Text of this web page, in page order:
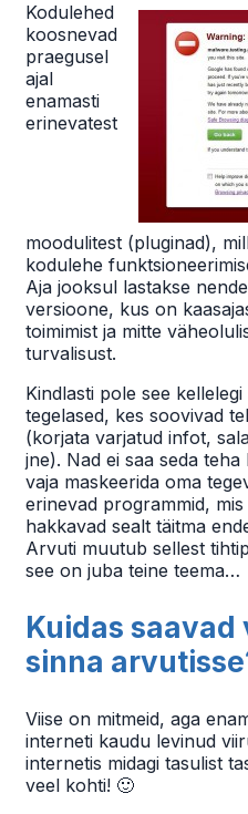
Kodulehed
koosnevad
praegusel
ajal
enamasti
erinevatest
moodulitest (pluginad),
kodulehe
Aja jooksul lastakse
versioone, kus on
toimimist ja mitte
turvalisust.
Kindlasti pole see
tegelased, kes soovivad
(korjata varjatud infot,
jne). Nad ei saa seda
vaja maskeerida oma
erinevad programmid,
hakkavad sealt täitma
Arvuti muutub sellest
see on juba teine teema…
Kuidas saavad
sinna
Viise on mitmeid, aga
interneti kaudu levinud
internetis midagi tasulist
veel kohti! 🙂